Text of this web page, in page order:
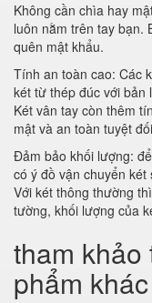
Không cần chìa hay
luôn nằm trên tay bạn.
quên mật khẩu.
Tính an toàn cao: Các
két từ thép đúc với bản
Két vân tay còn thêm
mật và an toàn tuyệt
Đảm bảo khối lượng:
có ý đồ vận chuyển
Với két thông thường
tường, khối lượng của
tham khảo
phẩm